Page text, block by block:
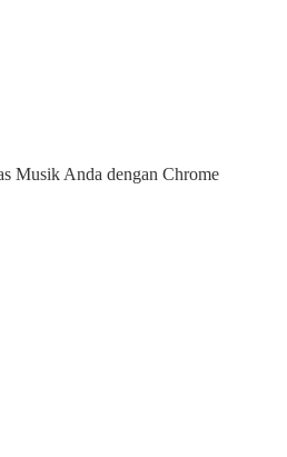
Musik Anda dengan Chrome